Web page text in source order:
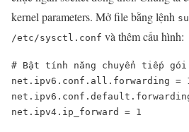
kernel parameters. Mở file bằng lệnh
/etc/sysctl.conf và thêm cấu hình:
# Bật tính năng chuyển tiếp
net.ipv6.conf.all.forwarding =
net.ipv4.ip_forward = 1